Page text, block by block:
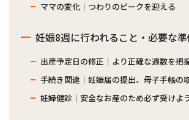
ママの変化｜つわりのピークを迎える
妊娠8週に行われること・必要な
出産予定日の修正｜より正確な週数を把
手続き関連｜妊娠届の提出、母子手帳の
妊婦健診｜安全なお産のため必ず受けよ